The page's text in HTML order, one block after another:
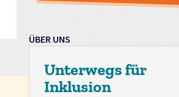
ÜBER UNS
Unterwegs für
Inklusion